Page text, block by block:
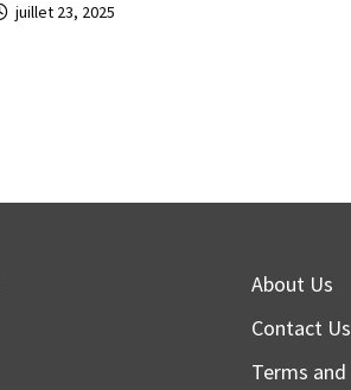
juillet 23, 2025
About Us
Contact Us
Terms and